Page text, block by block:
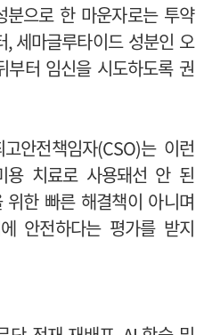
으로 한 마운자로는 투약
,세마글루타이드 성분인 오
부터 임신을 시도하도록 권
고안전책임자(CSO)는 이런
용 치료로 사용돼선 안 된
한 빠른 해결책이 아니며
안전하다는 평가를 받지